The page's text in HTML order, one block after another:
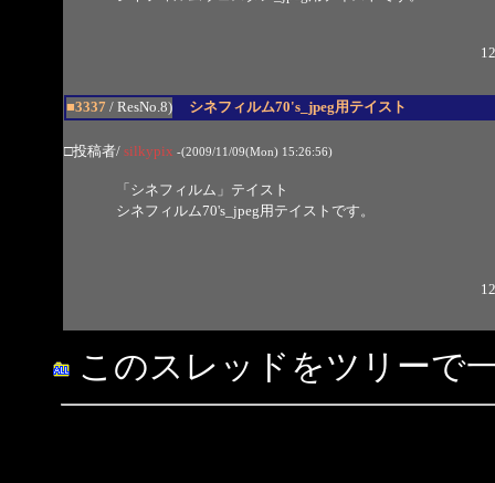
■3337 / ResNo.8) シネフィルム70's_jpeg用テイスト
□投稿者/ silkypix -(2009/11/09(Mon) 15:26:56)
「シネフィルム」テイスト
シネフィルム70's_jpeg用テイストです。
このスレッドをツリーで